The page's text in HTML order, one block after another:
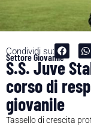
Condividi su:
Settore Giovanile
S.S. Juve
corso di
giovanile
Tassello di crescita